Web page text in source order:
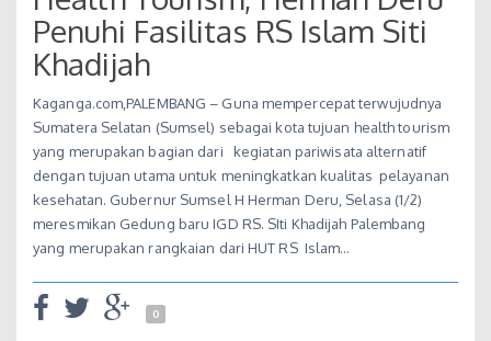
Penuhi Fasilitas RS Islam Siti
Khadijah
Kaganga.com,PALEMBANG – Guna mempercepat terwujudnya
Sumatera Selatan (Sumsel) sebagai kota tujuan health tourism
yang merupakan bagian dari kegiatan pariwisata alternatif
dengan tujuan utama untuk meningkatkan kualitas pelayanan
kesehatan. Gubernur Sumsel H Herman Deru, Selasa (1/2)
meresmikan Gedung baru IGD RS. SIti Khadijah Palembang
yang merupakan rangkaian dari HUT RS Islam…
0